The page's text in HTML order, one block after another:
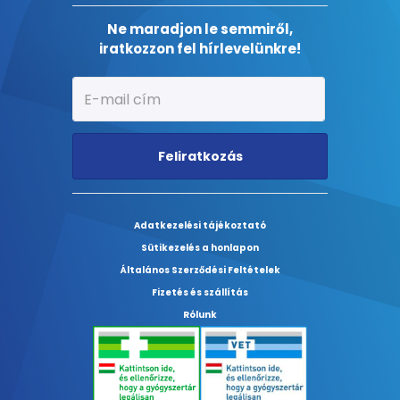
Ne maradjon le semmiről,
iratkozzon fel hírlevelünkre!
Feliratkozás
Adatkezelési tájékoztató
Sütikezelés a honlapon
Általános Szerződési Feltételek
Fizetés és szállítás
Rólunk